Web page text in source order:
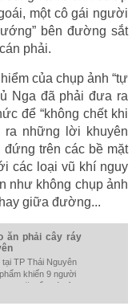
một cô gái người
bên đường sắt
phải.
của chụp ảnh “tự
Nga đã phải đưa ra
để “không chết khi
ra những lời khuyên
đứng trên các bề mặt
các loại vũ khí nguy
như không chụp ảnh
giữa đường...
ăn phải cây ráy
TP Thái Nguyên
khiến 9 người